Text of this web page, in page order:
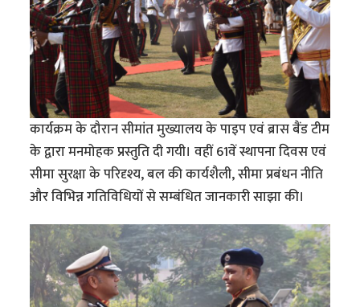
कार्यक्रम के दौरान सीमांत मुख्यालय के पाइप एवं ब्रास बैंड टीम
के द्वारा मनमोहक प्रस्तुति दी गयी। वहीं 61वें स्थापना दिवस एवं
सीमा सुरक्षा के परिदृश्य, बल की कार्यशैली, सीमा प्रबंधन नीति
और विभिन्न गतिविधियों से सम्बंधित जानकारी साझा की।